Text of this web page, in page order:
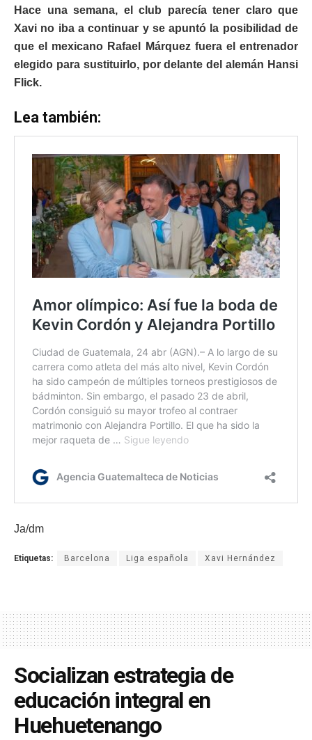
Hace una semana, el club parecía tener claro que
Xavi no iba a continuar y se apuntó la posibilidad de
que el mexicano Rafael Márquez fuera el entrenador
elegido para sustituirlo, por delante del alemán Hansi
Flick.
Lea también:
Ja/dm
Etiquetas: Barcelona Liga española Xavi Hernández
Socializan estrategia de
educación integral en
Huehuetenango